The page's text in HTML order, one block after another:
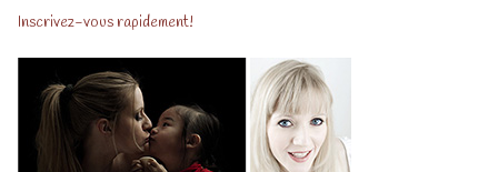
Inscrivez-vous rapidement!